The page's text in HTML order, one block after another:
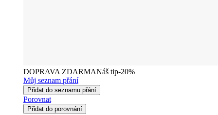
DOPRAVA ZDARMANáš tip-20%
Můj seznam přání
Přidat do seznamu přání
Porovnat
Přidat do porovnání